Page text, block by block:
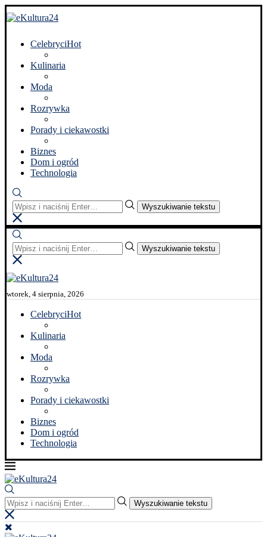
CelebryciHot
Kulinaria
Moda
Rozrywka
Porady i ciekawostki
Biznes
Dom i ogród
Technologia
Wyszukiwanie tekstu
Wyszukiwanie tekstu
wtorek, 4 sierpnia, 2026
CelebryciHot
Kulinaria
Moda
Rozrywka
Porady i ciekawostki
Biznes
Dom i ogród
Technologia
Wyszukiwanie tekstu